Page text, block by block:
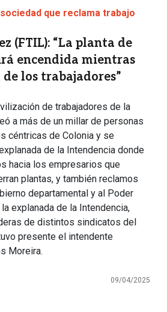
que reclama trabajo
(FTIL): “La planta de
encendida mientras
los trabajadores”
de trabajadores de la
a más de un millar de personas
céntricas de Colonia y se
de la Intendencia donde
hacia los empresarios que
plantas, y también reclamos
departamental y al Poder
explanada de la Intendencia,
de distintos sindicatos del
presente el intendente
Moreira.
09/04/2025